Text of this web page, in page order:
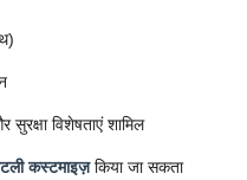
सुरक्षा विशेषताएं शामिल
कस्टमाइज़किया जा सकता